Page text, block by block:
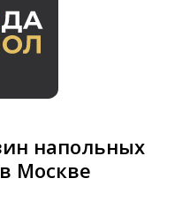
напольных
Москве